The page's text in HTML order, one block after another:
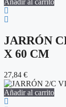
Añadir al carrito
JARRÓN
X 60 CM
27,84 €
Añadir al carrito